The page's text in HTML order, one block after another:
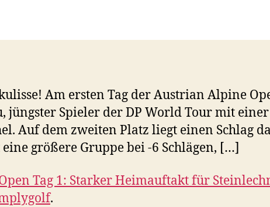
Am ersten Tag der Austrian Alpine
jüngster Spieler der DP World Tour mit
Auf dem zweiten Platz liegt einen Schlag
größere Gruppe bei -6 Schlägen, […]
Tag 1: Starker Heimauftakt für
.